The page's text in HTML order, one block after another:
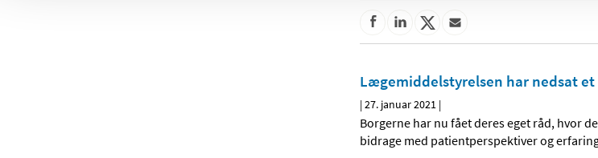
Lægemiddelstyrelsen har nedsat et
|27. januar 2021 |
Borgerne har nu fået deres eget råd, hvor
bidrage med patientperspektiver og